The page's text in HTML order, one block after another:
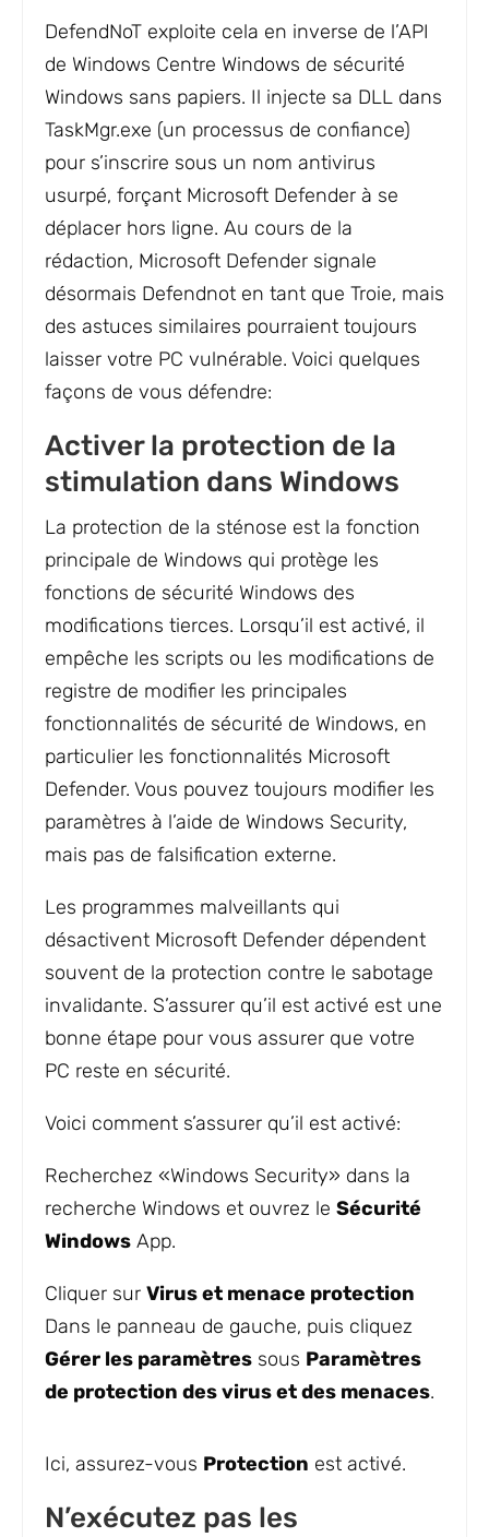
DefendNoT exploite cela en inverse de l’API
de Windows Centre Windows de sécurité
Windows sans papiers. Il injecte sa DLL dans
TaskMgr.exe (un processus de confiance)
pour s’inscrire sous un nom antivirus
usurpé, forçant Microsoft Defender à se
déplacer hors ligne. Au cours de la
rédaction, Microsoft Defender signale
désormais Defendnot en tant que Troie, mais
des astuces similaires pourraient toujours
laisser votre PC vulnérable. Voici quelques
façons de vous défendre:
Activer la protection de la
stimulation dans Windows
La protection de la sténose est la fonction
principale de Windows qui protège les
fonctions de sécurité Windows des
modifications tierces. Lorsqu’il est activé, il
empêche les scripts ou les modifications de
registre de modifier les principales
fonctionnalités de sécurité de Windows, en
particulier les fonctionnalités Microsoft
Defender. Vous pouvez toujours modifier les
paramètres à l’aide de Windows Security,
mais pas de falsification externe.
Les programmes malveillants qui
désactivent Microsoft Defender dépendent
souvent de la protection contre le sabotage
invalidante. S’assurer qu’il est activé est une
bonne étape pour vous assurer que votre
PC reste en sécurité.
Voici comment s’assurer qu’il est activé:
Recherchez «Windows Security» dans la
recherche Windows et ouvrez le Sécurité
Windows App.
Cliquer sur Virus et menace protection
Dans le panneau de gauche, puis cliquez
Gérer les paramètres sous Paramètres
de protection des virus et des menaces.
Ici, assurez-vous Protection est activé.
N’exécutez pas les